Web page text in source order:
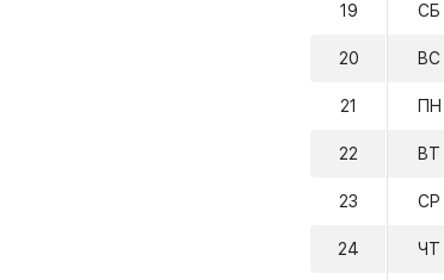
19 СБ
20 ВС
21 ПН
22 ВТ
23 СР
24 ЧТ